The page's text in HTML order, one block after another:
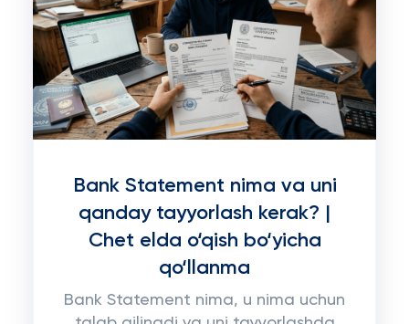
Bank Statement nima va uni
qanday tayyorlash kerak? |
Chet elda o‘qish bo‘yicha
qo‘llanma
Bank Statement nima, u nima uchun